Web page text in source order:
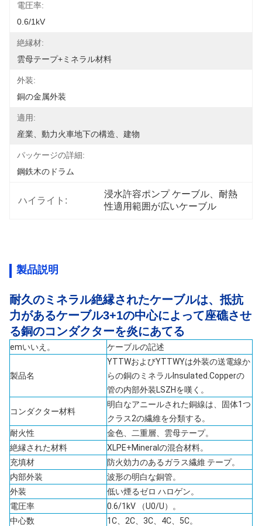
電圧率:
0.6/1kV
絶縁材:
雲母テープ+ミネラル材料
外装:
銅の金属外装
適用:
産業、動力火車地下の構造、建物
パッケージの詳細:
鋼鉄木のドラム
ハイライト:
浸水許容ポンプ ケーブル、耐熱
性適用範囲が広いケーブル
製品説明
耐久のミネラル絶縁されたケーブルは、抵抗
力があるケーブル3+1の中心によって座礁させ
る銅のコンダクターを炎にあてる
emいいえ。 ケーブルの記述
製品名
YTTWおよびYTTWYは外装の送電線か
らの銅のミネラルInsulated.Copperの
管の内部外装LSZHを嘆く。
コンダクター材料
明白なアニールされた銅線は、固体1つ
クラス2の繊維を分類する。
耐火性
金色、二重層、雲母テープ。
絶縁された材料
XLPE+Mineralの混合材料。
充填材
防火効力のあるガラス繊維 テープ。
内部外装
波形の明白な銅管。
外装
低い煙るゼロ ハロゲン。
電圧率
0.6/1kV （U0/U）
。
中心数
1C、2C、3C、4C、5C。